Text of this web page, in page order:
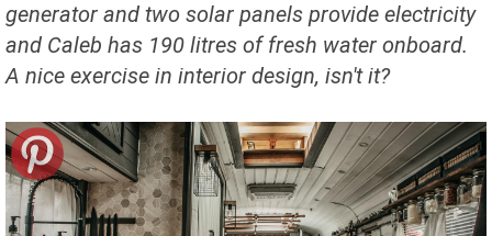
generator and two solar panels provide electricity
and Caleb has 190 litres of fresh water onboard.
A nice exercise in interior design, isn't it?